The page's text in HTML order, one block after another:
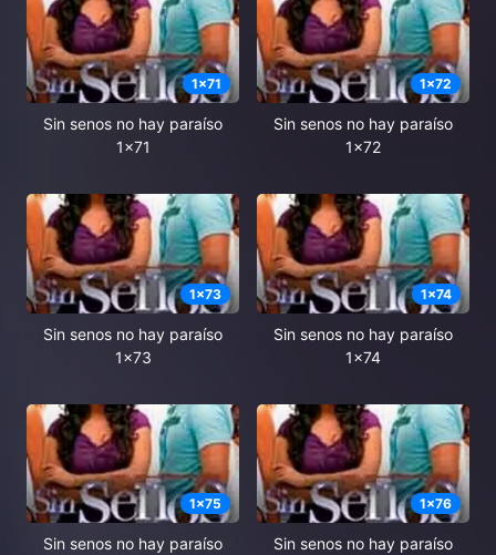
1x71
Sin senos no hay paraíso
1x71
1x72
Sin senos no hay paraíso
1x72
1x73
Sin senos no hay paraíso
1x73
1x74
Sin senos no hay paraíso
1x74
1x75
Sin senos no hay paraíso
1x76
Sin senos no hay paraíso